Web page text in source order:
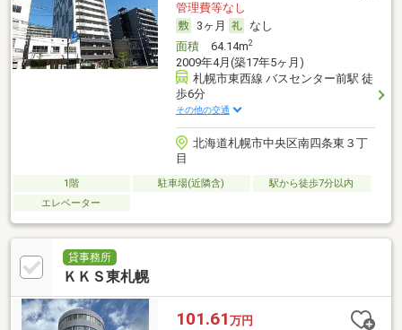
管理費等なし
3ヶ月
なし
面積64.14m2
2009年4月(築17年5ヶ月)
札幌市東西線 バスセンター前駅 徒
歩6分
その他の交通
北海道札幌市中央区南四条東３丁
目
1階 駐車場(近隣含)
駅から徒歩7分以内
エレベーター
貸事務所
ＫＫＳ東札幌
101.61 万円